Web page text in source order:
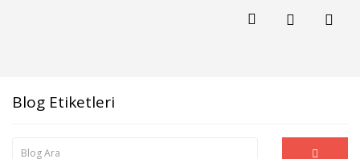
Blog Etiketleri